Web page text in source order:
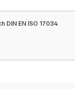
DIN EN ISO 17034